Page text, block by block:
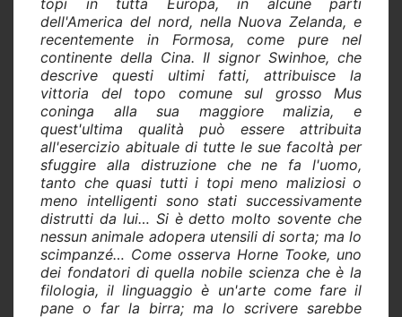
dell'America del nord, nella Nuova Zelanda, e
recentemente in Formosa, come pure nel
continente della Cina. Il signor Swinhoe, che
descrive questi ultimi fatti, attribuisce la
vittoria del topo comune sul grosso Mus
coninga alla sua maggiore malizia, e
quest'ultima qualità può essere attribuita
all'esercizio abituale di tutte le sue facoltà per
sfuggire alla distruzione che ne fa l'uomo,
tanto che quasi tutti i topi meno maliziosi o
meno intelligenti sono stati successivamente
distrutti da lui… Si è detto molto sovente che
nessun animale adopera utensili di sorta; ma lo
scimpanzé… Come osserva Horne Tooke, uno
dei fondatori di quella nobile scienza che è la
filologia, il linguaggio è un'arte come fare il
pane o far la birra; ma lo scrivere sarebbe